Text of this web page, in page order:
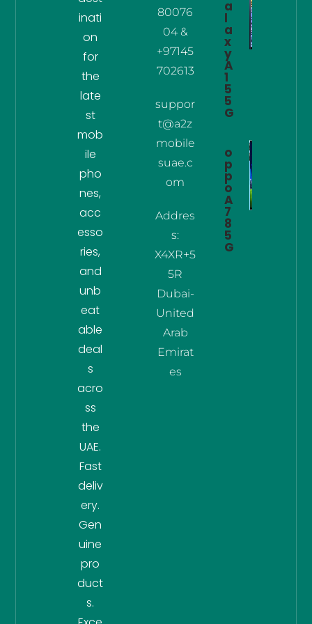
inati
on
for
the
late
st
mob
ile
pho
nes,
acc
esso
ries,
and
unb
eat
able
deal
s
acro
ss
the
UAE.
Fast
deliv
ery.
Gen
uine
pro
duct
s.
80076
04 &
+97145
702613
suppor
t@a2z
mobile
suae.c
om
Addres
s:
X4XR+5
5R
Dubai-
United
Arab
Emirat
es
a
l
a
x
y
A
1
5
5
G
o
p
p
o
A
7
8
5
G